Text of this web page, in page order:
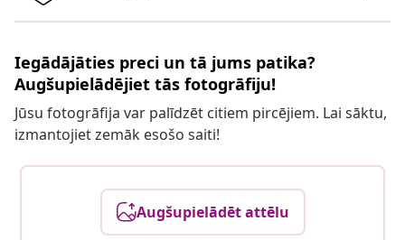
Iegādājāties preci un tā jums patika?
Augšupielādējiet tās fotogrāfiju!
Jūsu fotogrāfija var palīdzēt citiem pircējiem. Lai sāktu,
izmantojiet zemāk esošo saiti!
Augšupielādēt attēlu